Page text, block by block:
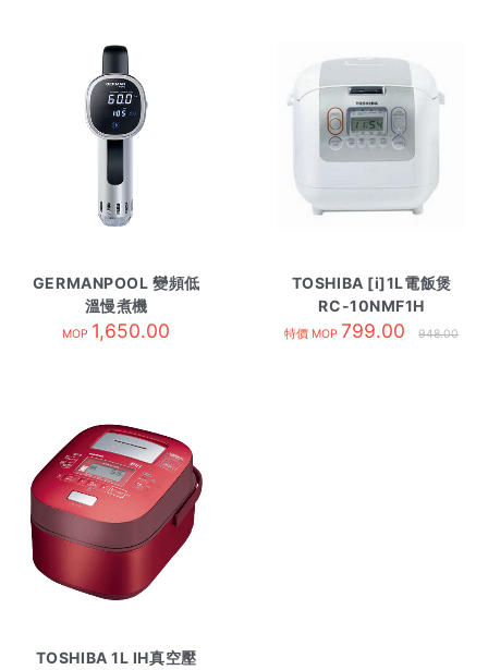
GERMANPOOL 變頻低
溫慢煮機
SVC108+VAS100套裝
MOP 1,650.00
TOSHIBA [i]1L電飯煲
RC-10NMF1H
特價 MOP 799.00 948.00
TOSHIBA 1L IH真空壓